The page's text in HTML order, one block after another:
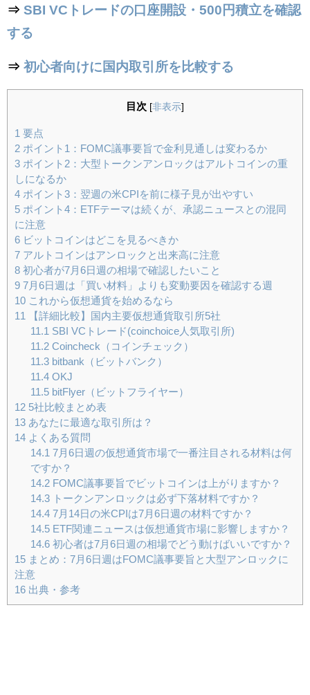
⇒ SBI VCトレードの口座開設・500円積立を確認
する
⇒ 初心者向けに国内取引所を比較する
目次 [非表示]
1 要点
2 ポイント1：FOMC議事要旨で金利見通しは変わるか
3 ポイント2：大型トークンアンロックはアルトコインの重
しになるか
4 ポイント3：翌週の米CPIを前に様子見が出やすい
5 ポイント4：ETFテーマは続くが、承認ニュースとの混同
に注意
6 ビットコインはどこを見るべきか
7 アルトコインはアンロックと出来高に注意
8 初心者が7月6日週の相場で確認したいこと
9 7月6日週は「買い材料」よりも変動要因を確認する週
10 これから仮想通貨を始めるなら
11
【詳細比較】国内主要仮想通貨取引所5社
11.1 SBI VCトレード(coinchoice人気取引所)
11.2Coincheck（コインチェック）
11.3bitbank（ビットバンク）
11.4OKJ
11.5bitFlyer（ビットフライヤー）
12 5社比較まとめ表
13 あなたに最適な取引所は？
14 よくある質問
14.1 7月6日週の仮想通貨市場で一番注目される材料は何
ですか？
14.2FOMC議事要旨でビットコインは上がりますか？
14.3トークンアンロックは必ず下落材料ですか？
14.47月14日の米CPIは7月6日週の材料ですか？
14.5ETF関連ニュースは仮想通貨市場に影響しますか？
14.6初心者は7月6日週の相場でどう動けばいいですか？
15 まとめ：7月6日週はFOMC議事要旨と大型アンロックに
注意
16 出典・参考